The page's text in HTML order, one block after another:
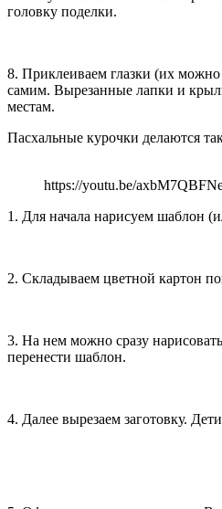
головку поделки.
8. Приклеиваем глазки (их
самим. Вырезанные лапки и
местам.
Пасхальные курочки делаются
https://youtu.be/
1. Для начала нарисуем шаблон
2. Складываем цветной картон
3. На нем можно сразу
перенести шаблон.
4. Далее вырезаем заготовку.